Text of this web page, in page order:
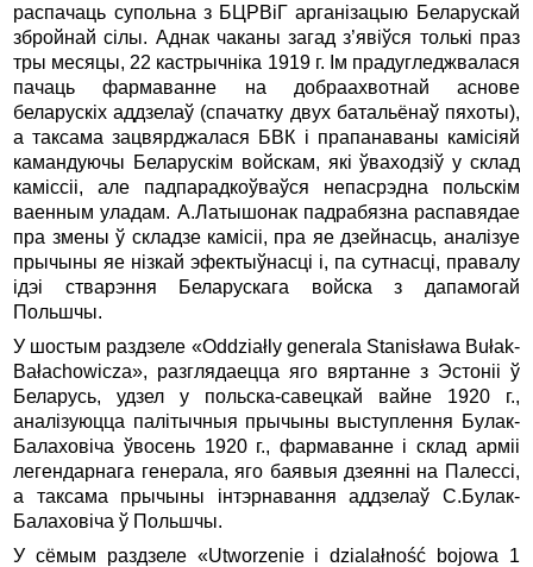
распачаць супольна з БЦРВiГ арганiзацыю Беларускай
збройнай сiлы. Аднак чаканы загад з’явiўся толькi праз
тры месяцы, 22 кастрычнiка 1919 г. Iм прадугледжвалася
пачаць фармаванне на добраахвотнай аснове
беларускiх аддзелаў (спачатку двух батальёнаў пяхоты),
а таксама зацвярджалася БВК i прапанаваны камiсiяй
камандуючы Беларускiм войскам, якi ўваходзiў у склад
камiссii, але падпарадкоўваўся непасрэдна польскiм
ваенным уладам. А.Латышонак падрабязна распавядае
пра змены ў складзе камiсii, пра яе дзейнасць, аналiзуе
прычыны яе нiзкай эфектыўнасцi i, па сутнасцi, правалу
iдэi стварэння Беларускага войска з дапамогай
Польшчы.
У шостым раздзеле «Oddziałly generala Stanisława Bułak-
Bałachowicza», разглядаецца яго вяртанне з Эстонii ў
Беларусь, удзел у польска-савецкай вайне 1920 г.,
аналiзуюцца палiтычныя прычыны выступлення Булак-
Балаховiча ўвосень 1920 г., фармаванне i склад армii
легендарнага генерала, яго баявыя дзеяннi на Палессi,
а таксама прычыны iнтэрнавання аддзелаў С.Булак-
Балаховiча ў Польшчы.
У сёмым раздзеле «Utworzenie i dzialałność bojowa 1